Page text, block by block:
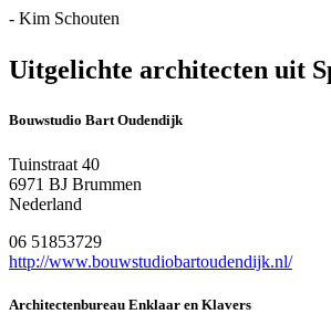
- Kim Schouten
Uitgelichte architecten uit
Bouwstudio Bart Oudendijk
Tuinstraat 40
6971 BJ Brummen
Nederland
06 51853729
http://www.bouwstudiobartoudendijk.nl/
Architectenbureau Enklaar en Klavers